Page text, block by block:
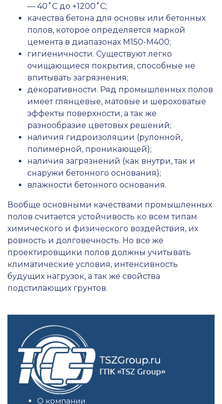
— 40˚С до +1200˚С;
качества бетона для основы или бетонных
полов, которое определяется маркой
цемента в диапазонах М150-М400;
гигиеничности. Существуют легко
очищающиеся покрытия, способные не
впитывать загрязнения;
декоративности. Ряд промышленных полов
имеет глянцевые, матовые и шероховатые
эффекты поверхности, а так же
разнообразие цветовых решений;
наличия гидроизоляции (рулонной,
полимерной, проникающей);
наличия загрязнений (как внутри, так и
снаружи бетонного основания);
влажности бетонного основания.
Вообще основными качествами промышленных
полов считается устойчивость ко всем типам
химического и физического воздействия, их
ровность и долговечность. Но все же
проектировщики полов должны учитывать
климатические условия, интенсивность
будущих нагрузок, а так же свойства
подстилающих грунтов.
О компании